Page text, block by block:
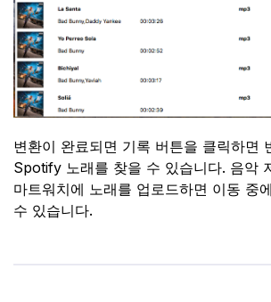
변환이 완료되면 기록 버튼을 클릭하면
Spotify 노래를 찾을 수 있습니다. 음악
마트워치에 노래를 업로드하면 이동 중
수 있습니다.